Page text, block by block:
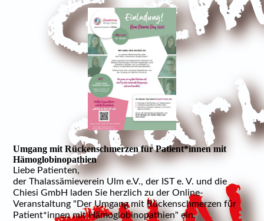
Umgang mit Rückenschmerzen für Patient*innen mit
Hämoglobinopathien
Liebe Patienten,
der Thalassämieverein Ulm e.V., der IST e. V. und die
Chiesi GmbH laden Sie herzlich zu der Online-
Veranstaltung "Der Umgang mit Rückenschmerzen für
Patient*innen mit Hämoglobinopathien" ein.